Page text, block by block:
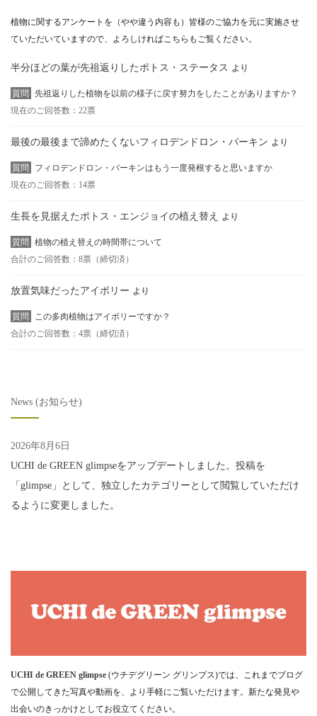
植物に関するアンケートを（やや違う内容も）皆様のご協力を元に実施させ
ていただいていますので、よろしければこちらもご覧ください。
半分ほどの葉が先祖返りしたポトス・ステータス より
質問
先祖返りした植物を以前の様子に戻す努力をしたことがありますか？
現在のご回答数：22票
最後の最後まで諦めたくないフィロデンドロン・バーキン より
質問
フィロデンドロン・バーキンはもう一度発根すると思いますか
現在のご回答数：14票
生長を見据えたポトス・エンジョイの植え替え より
質問
植物の植え替えの時間帯について
合計のご回答数：8票（締切済）
放置気味だったアイボリー より
質問
この多肉植物はアイボリーですか？
合計のご回答数：4票（締切済）
News (お知らせ)
2026年8月6日
UCHI de GREEN glimpseをアップデートしました。投稿を
「glimpse」として、独立したカテゴリーとして閲覧していただけ
るように変更しました。
UCHI de GREEN glimpse (ウチデグリーン グリンプス)では、これまでブログ
で公開してきた写真や動画を、より手軽にご覧いただけます。新たな発見や
出会いのきっかけとしてお役立てください。